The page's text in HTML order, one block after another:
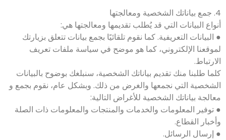
4. جمع بياناتك الشخصية ومعالجتها
أنواع البيانات التي قد يُطلب تقديمها ومعالجتها هي:
● البيانات التعريفية. كما نقوم تلقائيًا بجمع بيانات تتعلق بزيارتك
لموقعنا الإلكتروني، كما هو موضح في سياسة ملفات تعريف
الارتباط.
كلما طلبنا منك تقديم بياناتك الشخصية، سنبلغك بوضوح بالبيانات
الشخصية التي نجمعها والغرض من ذلك. وبشكل عام، نقوم بجمع و
معالجة بياناتك الشخصية للأغراض التالية:
● توفير المعلومات والخدمات والمنتجات والمعلومات ذات الصلة
وأخبار القطاع.
● إرسال الرسائل.